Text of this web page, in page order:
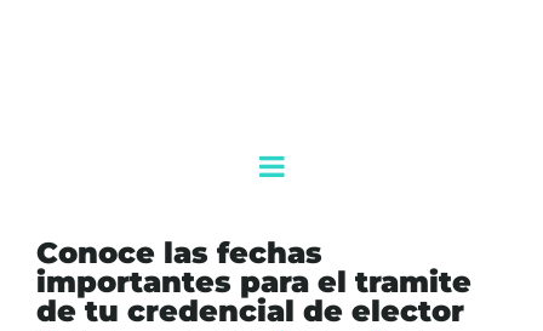
Conoce las fechas
importantes para el tramite
de tu credencial de elector